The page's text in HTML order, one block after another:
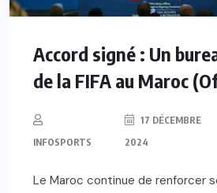
Accord signé : Un
de la FIFA au Maroc
INFOSPORTS
17 DÉCEMBRE
2024
Le Maroc continue de renforcer